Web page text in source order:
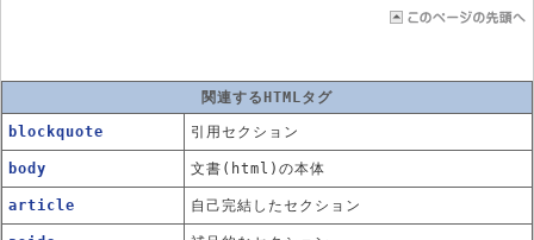
関連するHTMLタグ
blockquote 引用セクション
body 文書(html)の本体
article 自己完結したセクション